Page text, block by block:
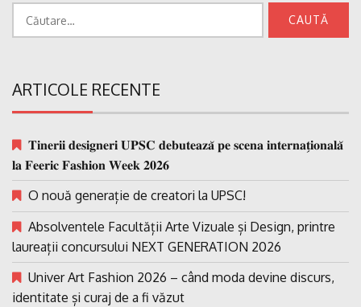
ARTICOLE RECENTE
𝐓𝐢𝐧𝐞𝐫𝐢𝐢 𝐝𝐞𝐬𝐢𝐠𝐧𝐞𝐫𝐢 𝐔𝐏𝐒𝐂 𝐝𝐞𝐛𝐮𝐭𝐞𝐚𝐳𝐚̆ 𝐩𝐞 𝐬𝐜𝐞𝐧𝐚 𝐢𝐧𝐭𝐞𝐫𝐧𝐚𝐭̗𝐢𝐨𝐧𝐚𝐥𝐚̆
𝐥𝐚 𝐅𝐞𝐞𝐫𝐢𝐜 𝐅𝐚𝐬𝐡𝐢𝐨𝐧 𝐖𝐞𝐞𝐤 𝟐𝟎𝟐𝟔
O nouă generație de creatori la UPSC!
Absolventele Facultății Arte Vizuale și Design, printre
laureații concursului NEXT GENERATION 2026
Univer Art Fashion 2026 – când moda devine discurs,
identitate și curaj de a fi văzut